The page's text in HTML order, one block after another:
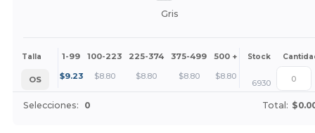
Gris
Talla 1-99 100-223 225-374 375-499 500 + Más
Stock
OS $9.23 $8.80 $8.80 $8.80 $8.80 +
6930
Selecciones: 0 Total: